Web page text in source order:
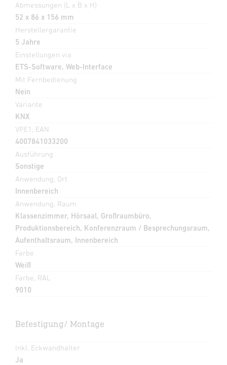
Abmessungen (L x B x H)
52 x 86 x 156 mm
Herstellergarantie
5 Jahre
Einstellungen via
ETS-Software, Web-Interface
Mit Fernbedienung
Nein
Variante
KNX
VPE1, EAN
4007841033200
Ausführung
Sonstige
Anwendung, Ort
Innenbereich
Anwendung, Raum
Klassenzimmer, Hörsaal, Großraumbüro,
Produktionsbereich, Konferenzraum / Besprechungsraum,
Aufenthaltsraum, Innenbereich
Farbe
Weiß
Farbe, RAL
9010
Befestigung/ Montage
Inkl. Eckwandhalter
Ja